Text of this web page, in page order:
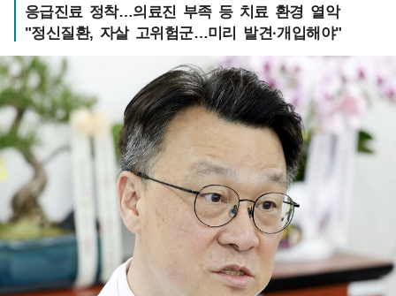
응급진료 정착…의료진 부족 등 치료 환경 열악
"정신질환, 자살 고위험군…미리 발견·개입해야"